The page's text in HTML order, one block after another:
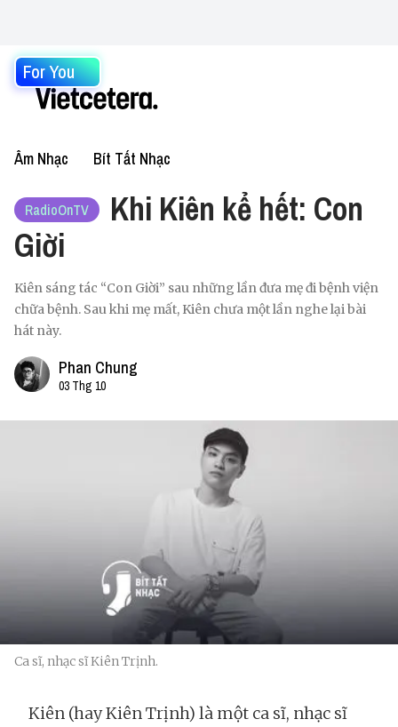
For You
Âm Nhạc Bít Tất Nhạc
RadioOnTV
Khi Kiên kể hết: Con
Giời
Kiên sáng tác “Con Giời” sau những lần đưa mẹ đi bệnh viện
chữa bệnh. Sau khi mẹ mất, Kiên chưa một lần nghe lại bài
hát này.
Phan Chung
03 Thg 10
Ca sĩ, nhạc sĩ Kiên Trịnh.
Kiên (hay Kiên Trịnh) là một ca sĩ, nhạc sĩ